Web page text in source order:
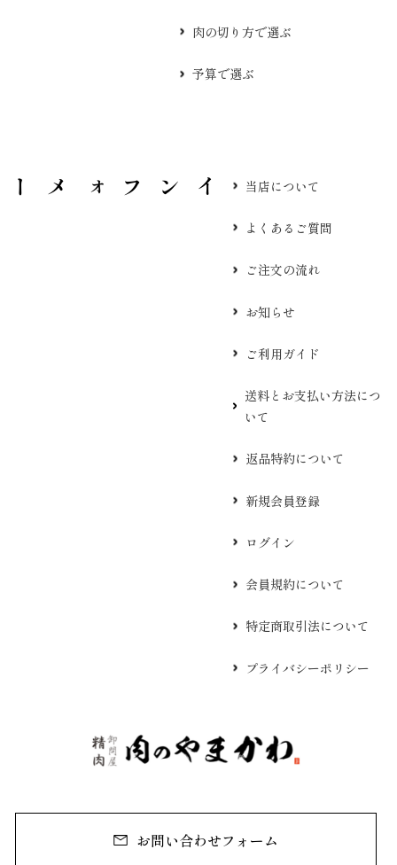
お問い合わせフォーム
肉の切り方で選ぶ
予算で選ぶ
当店について
よくあるご質問
ご注文の流れ
お知らせ
ご利用ガイド
送料とお支払い方法につ
いて
返品特約について
新規会員登録
ログイン
会員規約について
特定商取引法について
プライバシーポリシー